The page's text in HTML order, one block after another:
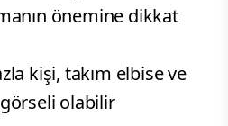
önemine dikkat